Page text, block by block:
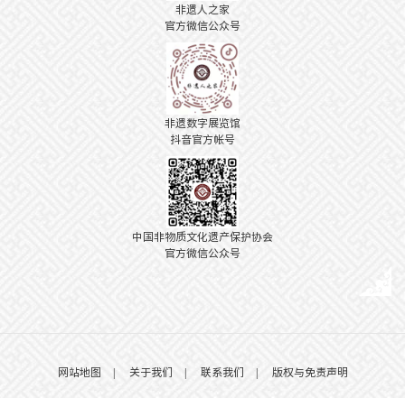
非遗人之家
官方微信公众号
非遗数字展览馆
抖音官方帐号
中国非物质文化遗产保护协会
官方微信公众号
网站地图 关于我们 联系我们 版权与免责声明